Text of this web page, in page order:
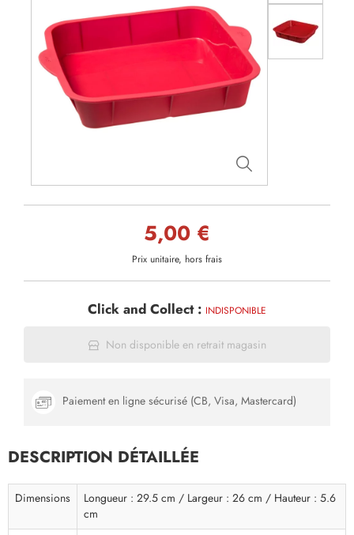
5,00 €
Prix unitaire, hors frais
Click and Collect : INDISPONIBLE
Non disponible en retrait magasin
Paiement en ligne sécurisé (CB, Visa, Mastercard)
DESCRIPTION DÉTAILLÉE
Dimensions
Longueur : 29.5 cm / Largeur : 26 cm / Hauteur : 5.6
cm